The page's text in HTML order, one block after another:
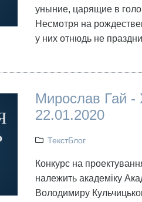
уныние, царящие в
Несмотря на
у них отнюдь не
Мирослав Гай -
22.01.2020
ТекстБлог
Конкурс на
належить академіку
Володимиру